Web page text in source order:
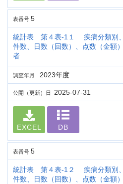
表番号 5
統計表 第４表-1１ 疾病分類別、
件数、日数（回数）、点数（金
者
調査年月 2023年度
公開（更新）日 2025-07-31
EXCEL DB
表番号 5
統計表 第４表-1２ 疾病分類別、
件数、日数（回数）、点数（金